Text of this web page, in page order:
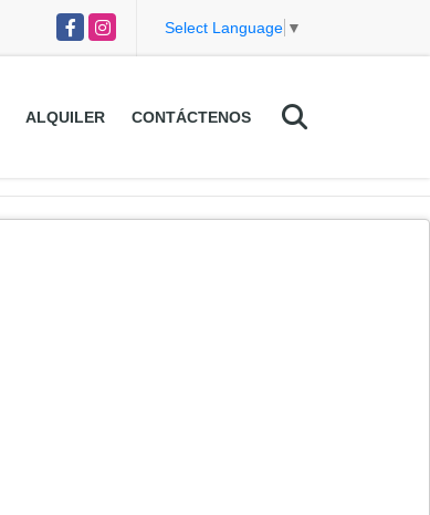
FacebookInstagram Select Language ▼
ALQUILER CONTÁCTENOS